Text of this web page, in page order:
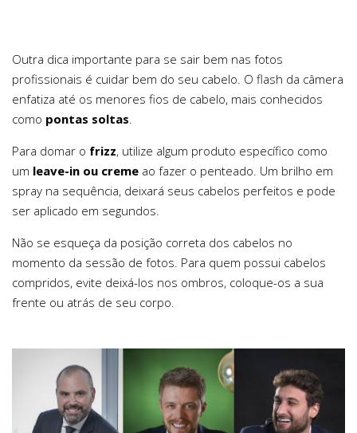
Outra dica importante para se sair bem nas fotos
profissionais é cuidar bem do seu cabelo. O flash da câmera
enfatiza até os menores fios de cabelo, mais conhecidos
como pontas soltas.
Para domar o frizz, utilize algum produto específico como
um leave-in ou creme ao fazer o penteado. Um brilho em
spray na sequência, deixará seus cabelos perfeitos e pode
ser aplicado em segundos.
Não se esqueça da posição correta dos cabelos no
momento da sessão de fotos. Para quem possui cabelos
compridos, evite deixá-los nos ombros, coloque-os a sua
frente ou atrás de seu corpo.